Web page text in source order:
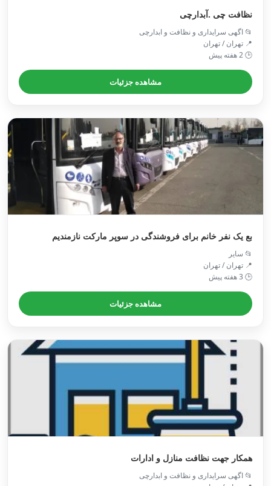
نظافت چی .آبدارچی
📂 اگهی سرایداری و نظافت و ابدارچی
📍 تهران / تهران
🕒 2 هفته پیش
مشاهده جزئیات
بع یک نفر خانم برای فروشندگی در سوپر مارکت نازمندیم
📂 سایر
📍 تهران / تهران
🕒 3 هفته پیش
مشاهده جزئیات
همکار جهت نظافت منازل و ادارات
📂 اگهی سرایداری و نظافت و ابدارچی